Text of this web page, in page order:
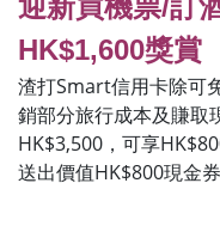
迎新買機票/訂
HK$1,600獎賞
渣打Smart信用卡除可
銷部分旅行成本及賺取
HK$3,500，可享
送出價值HK$800現金